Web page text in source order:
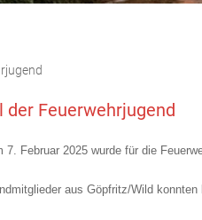
der Feuerwehrjugend
7. Februar 2025 wurde für die
aus Göpfritz/Wild